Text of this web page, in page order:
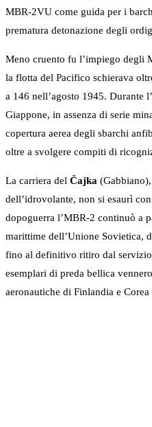
MBR-2VU come guida per i
prematura detonazione degli
Meno cruento fu l’impiego degli
la flotta del Pacifico schierava
a 146 nell’agosto 1945. Durante
Giappone, in assenza di serie
copertura aerea degli sbarchi
oltre a svolgere compiti di
La carriera del Čajka
dell’idrovolante, non si esaurì
dopoguerra l’MBR-2 continuò a
marittime dell’Unione Sovietica,
fino al definitivo ritiro dal
esemplari di preda bellica
aeronautiche di Finlandia e